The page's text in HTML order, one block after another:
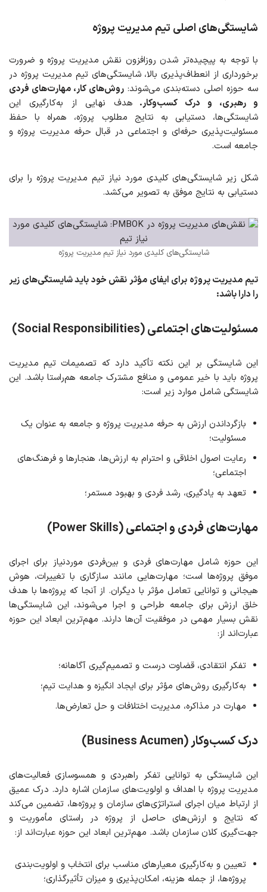
شایستگی‌های اصلی تیم مدیریت پروژه
با توجه به پیچیده‌تر شدن روزافزون نقش مدیریت پروژه و ضرورت
برخورداری از انعطاف‌پذیری بالا، شایستگی‌های تیم مدیریت پروژه در
سه حوزه اصلی دسته‌بندی می‌شوند:روش‌های کار، مهارت‌های فردی
و رهبری، و درک کسب‌وکار. هدف نهایی از به‌کارگیری این
شایستگی‌ها، دستیابی به نتایج مطلوب پروژه، همراه با حفظ
مسئولیت‌پذیری حرفه‌ای و اجتماعی در قبال حرفه مدیریت پروژه و
جامعه است.
شکل زیر شایستگی‌های کلیدی مورد نیاز تیم مدیریت پروژه را برای
دستیابی به نتایج موفق به تصویر می‌کشد.
شایستگی‌های کلیدی مورد نیاز تیم مدیریت پروژه
تیم مدیریت پروژه برای ایفای مؤثر نقش خود باید شایستگی‌های زیر
را دارا باشد:
مسئولیت‌های اجتماعی(Social Responsibilities)
این شایستگی بر این نکته تأکید دارد که تصمیمات تیم مدیریت
پروژه باید با خیر عمومی و منافع مشترک جامعه هم‌راستا باشد. این
شایستگی شامل موارد زیر است:
بازگرداندن ارزش به حرفه مدیریت پروژه و جامعه به عنوان یک
مسئولیت؛
رعایت اصول اخلاقی و احترام به ارزش‌ها، هنجارها و فرهنگ‌های
اجتماعی؛
تعهد به یادگیری، رشد فردی و بهبود مستمر؛
مهارت‌های فردی و اجتماعی(Power Skills)
این حوزه شامل مهارت‌های فردی و بین‌فردی موردنیاز برای اجرای
موفق پروژه‌ها است؛ مهارت‌هایی مانند سازگاری با تغییرات، هوش
هیجانی و توانایی تعامل مؤثر با دیگران. از آنجا که پروژه‌ها با هدف
خلق ارزش برای جامعه طراحی و اجرا می‌شوند، این شایستگی‌ها
نقش بسیار مهمی در موفقیت آن‌ها دارند. مهم‌ترین ابعاد این حوزه
عبارت‌اند از:
تفکر انتقادی، قضاوت درست و تصمیم‌گیری آگاهانه؛
به‌کارگیری روش‌های مؤثر برای ایجاد انگیزه و هدایت تیم؛
مهارت در مذاکره، مدیریت اختلافات و حل تعارض‌ها.
درک کسب‌وکار(Business Acumen)
این شایستگی به توانایی تفکر راهبردی و همسوسازی فعالیت‌های
مدیریت پروژه با اهداف و اولویت‌های سازمان اشاره دارد. درک عمیق
از ارتباط میان اجرای استراتژی‌های سازمان و پروژه‌ها، تضمین می‌کند
که نتایج و ارزش‌های حاصل از پروژه در راستای مأموریت و
جهت‌گیری کلان سازمان باشد. مهم‌ترین ابعاد این حوزه عبارت‌اند از:
تعیین و به‌کارگیری معیارهای مناسب برای انتخاب و اولویت‌بندی
پروژه‌ها، از جمله هزینه، امکان‌پذیری و میزان تأثیرگذاری؛